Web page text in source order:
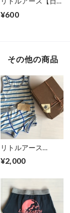
ッズ地球ロゴボクサ
¥600
その他の商品
リトルアース
LittleEARTHギフト
セット(BOX付)
¥2,000